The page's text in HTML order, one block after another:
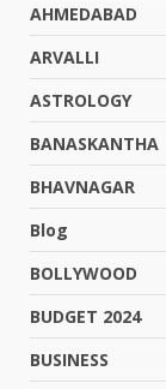
AHMEDABAD
ARVALLI
ASTROLOGY
BANASKANTHA
BHAVNAGAR
Blog
BOLLYWOOD
BUDGET 2024
BUSINESS